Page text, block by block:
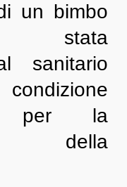
un bimbo
stata
sanitario
per la
della